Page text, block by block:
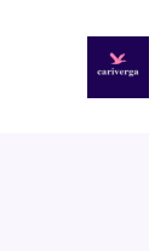
содержимому